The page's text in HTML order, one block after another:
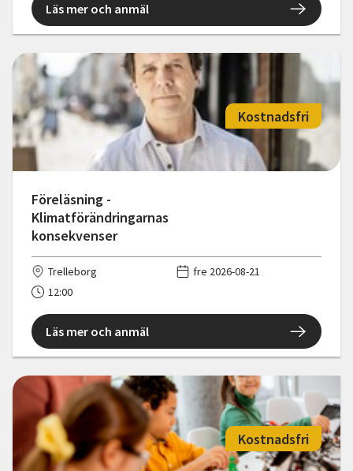
Läs mer och anmäl
Föreläsning -
Klimatförändringarnas
konsekvenser
Kostnadsfri
Trelleborg
fre 2026-08-21
12:00
Läs mer och anmäl
Kostnadsfri